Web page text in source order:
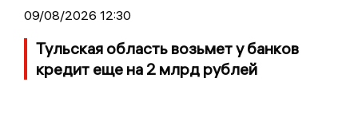
09/08/2026 12:30
Тульская область возьмет у банков
кредит еще на 2 млрд рублей